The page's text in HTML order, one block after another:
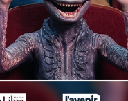
et histoire qui va
!